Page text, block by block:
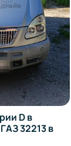
D в
32213 в